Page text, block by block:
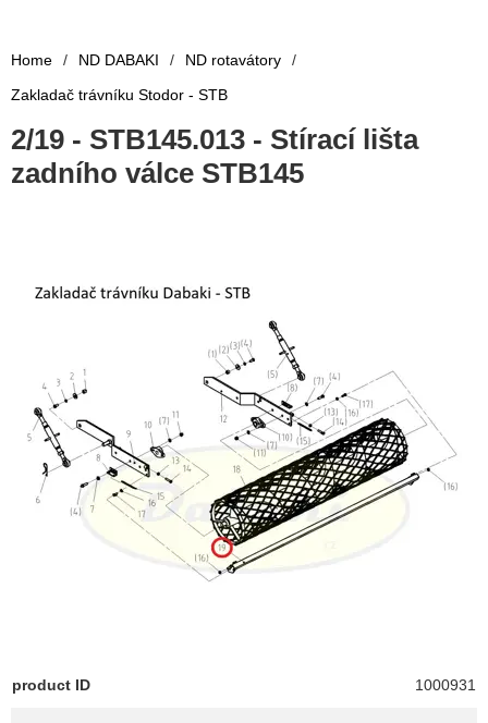
Home / ND DABAKI / ND rotavátory
/
Zakladač trávníku Stodor - STB
2/19 - STB145.013 - Stírací lišta
zadního válce STB145
product ID 1000931